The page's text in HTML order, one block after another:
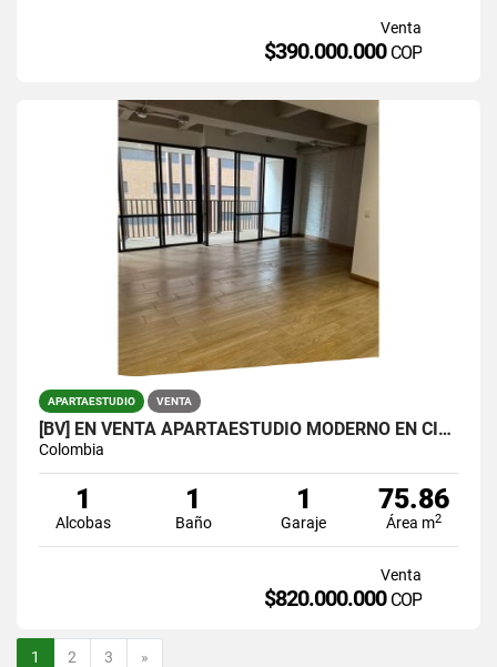
Venta
$390.000.000 COP
APARTAESTUDIO VENTA
[BV] EN VENTA APARTAESTUDIO MODERNO EN CIUDAD DEL RÍO, MEDELLÍN
Colombia
1
Alcobas
1
Baño
1
Garaje
75.86
Área m2
Venta
$820.000.000 COP
1 2 3 »